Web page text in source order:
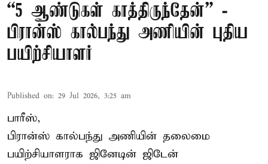
“5 ஆண்டுகள் காத்திருந்தேன்” -
பிரான்ஸ் கால்பந்து அணியின் புதிய
பயிற்சியாளர்
Published on: 29 Jul 2026, 3:25 am
பாரீஸ்,
பிரான்ஸ் கால்பந்து அணியின் தலைமை
பயிற்சியாளராக ஜினேடின் ஜிடேன்